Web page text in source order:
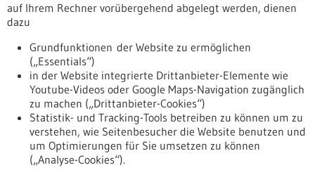
Zurück zur Ergebnisliste
Nach oben
auf Ihrem Rechner vorübergehend abgelegt werden, dienen
dazu
Grundfunktionen der Website zu ermöglichen
(„Essentials“)
in der Website integrierte Drittanbieter-Elemente wie
Youtube-Videos oder Google Maps-Navigation zugänglich
zu machen („Drittanbieter-Cookies“)
Statistik- und Tracking-Tools betreiben zu können um zu
verstehen, wie Seitenbesucher die Website benutzen und
um Optimierungen für Sie umsetzen zu können
(„Analyse-Cookies“).